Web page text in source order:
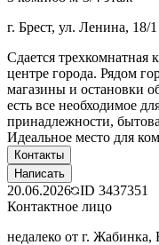
г. Брест, ул. Ленина, 18/1
Сдается трехкомнатная
центре города. Рядом
магазины и остановки
есть все необходимое
принадлежности,
Идеальное место для
Контакты
Написать
20.06.2026 ID 3437351
Контактное лицо
недалеко от г. Жабинка,